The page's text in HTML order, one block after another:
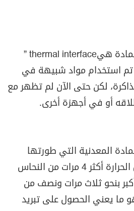
هي” thermal interface
تم استخدام مواد شبيهة في
لكن حتى الآن لم تظهر مع
أو في أجهزة أخرى.
المعدنية التي طورتها
لديها قدرة على تحمل الحرارة أكثر 4 مرات من النحاس
بنحو ثلاث مرات ونصف من
ما يعني الحصول على تبريد